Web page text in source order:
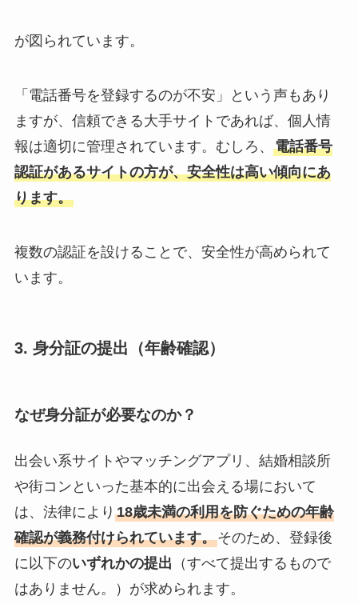
が図られています。
「電話番号を登録するのが不安」という声もあり
ますが、信頼できる大手サイトであれば、個人情
報は適切に管理されています。むしろ、 電話番号
認証があるサイトの方が、安全性は高い傾向にあ
ります。
複数の認証を設けることで、安全性が高められて
います。
3. 身分証の提出（年齢確認）
なぜ身分証が必要なのか？
出会い系サイトやマッチングアプリ、結婚相談所
や街コンといった基本的に出会える場において
は、法律により 18歳未満の利用を防ぐための年齢
確認が義務付けられています。そのため、登録後
に以下のいずれかの提出 （すべて提出するもので
はありません。）が求められます。